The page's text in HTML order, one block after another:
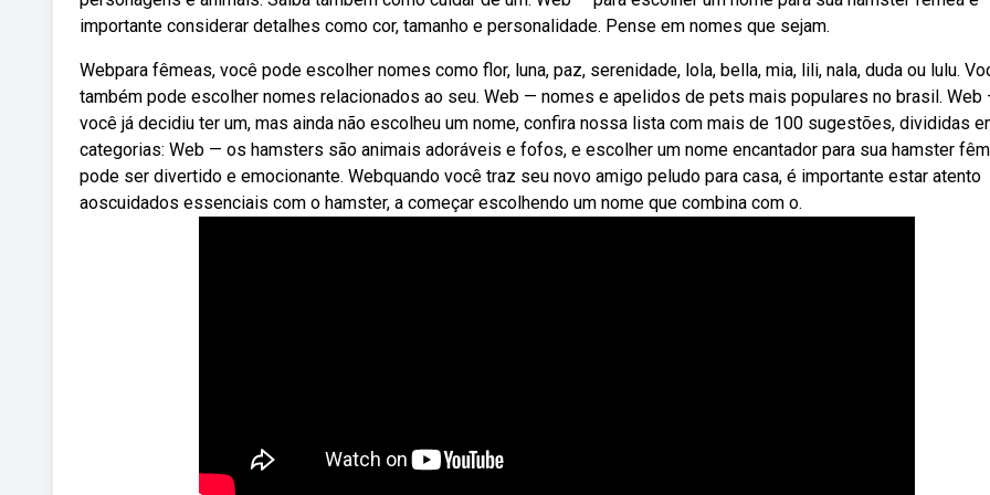
importante considerar detalhes como cor, tamanho e personalidade. Pense em nomes que sejam.
Webpara fêmeas, você pode escolher nomes como flor, luna, paz, serenidade, lola, bella, mia, lili, nala, duda ou lulu.
também pode escolher nomes relacionados ao seu. Web — nomes e apelidos de pets mais populares no brasil.
você já decidiu ter um, mas ainda não escolheu um nome, confira nossa lista com mais de 100 sugestões, divididas
categorias: Web — os hamsters são animais adoráveis e fofos, e escolher um nome encantador para sua hamster
pode ser divertido e emocionante. Webquando você traz seu novo amigo peludo para casa, é importante estar atento
aoscuidados essenciais com o hamster, a começar escolhendo um nome que combina com o.